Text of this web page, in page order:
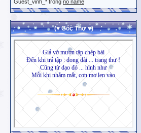
Guest_vinh_* trong no name
(♥ Góc Thơ ♥)